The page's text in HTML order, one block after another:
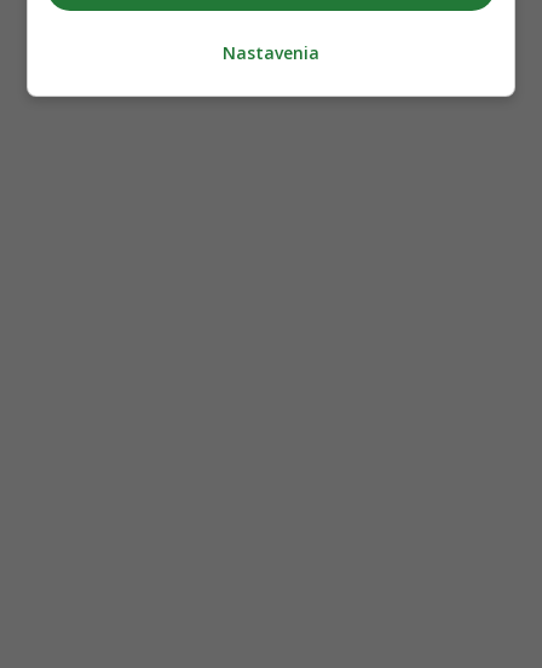
Nastavenia